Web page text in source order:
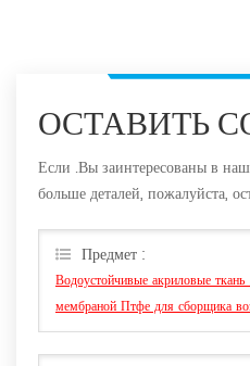
ОСТАВИТЬ
Если .Вы заинтересованы в
больше деталей, пожалуйста,
Предмет :
Водоустойчивые акриловые
мембраной Птфе для сборщика